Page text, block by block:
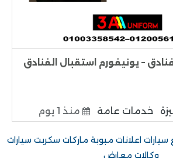
– يونيفورم استقبال الفنادق
خدمات عامة منذ 1 يوم